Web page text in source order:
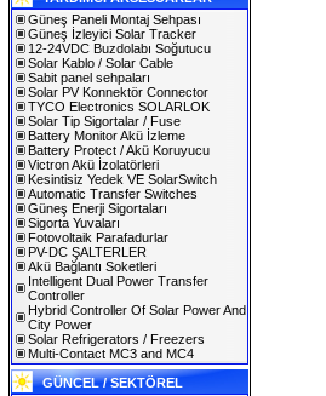
Güneş Paneli Montaj Sehpası
Güneş İzleyici Solar Tracker
12-24VDC Buzdolabı Soğutucu
Solar Kablo / Solar Cable
Sabit panel sehpaları
Solar PV Konnektör Connector
TYCO Electronics SOLARLOK
Solar Tip Sigortalar / Fuse
Battery Monitor Akü İzleme
Battery Protect / Akü Koruyucu
Victron Akü İzolatörleri
Kesintisiz Yedek VE SolarSwitch
Automatic Transfer Switches
Güneş Enerji Sigortaları
Sigorta Yuvaları
Fotovoltaik Parafadurlar
PV-DC ŞALTERLER
Akü Bağlantı Soketleri
Intelligent Dual Power Transfer
Controller
Hybrid Controller Of Solar Power And
City Power
Solar Refrigerators / Freezers
Multi-Contact MC3 and MC4
GÜNCEL / SEKTÖREL